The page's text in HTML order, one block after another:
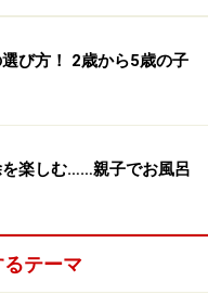
び方！ 2歳から5歳の子
楽しむ……親子でお風呂
テーマ